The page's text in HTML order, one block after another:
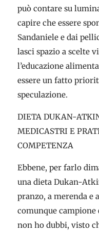
può contare su
capire che essere
Sandaniele e dai
lasci spazio a scelte
l’educazione
essere un fatto
speculazione.
DIETA DUKAN-
MEDICASTRI E
COMPETENZA
Ebbene, per farlo
una dieta Dukan-
pranzo, a merenda e
comunque campione
non ho dubbi, visto